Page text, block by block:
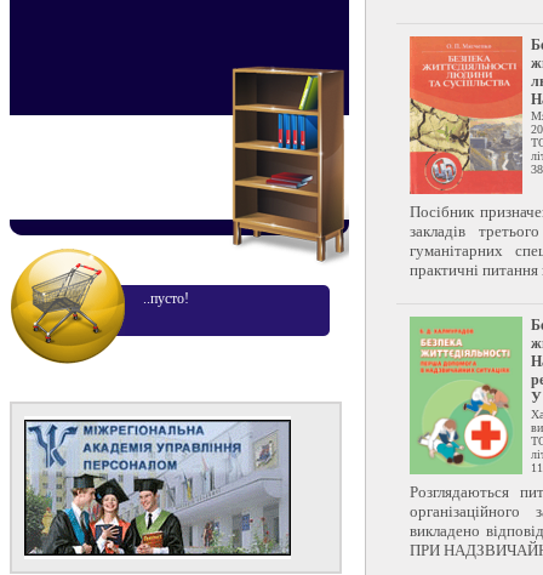
..пусто!
Посібник
закладів
гуманітарних
практичні питання
У
Розглядаються
організаційного
викладено
ПРИ